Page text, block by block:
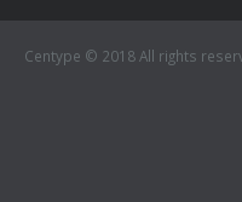
Centype © 2018 All rights